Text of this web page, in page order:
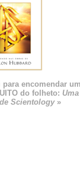
para encomendar um
do folheto: Uma
Scientology»